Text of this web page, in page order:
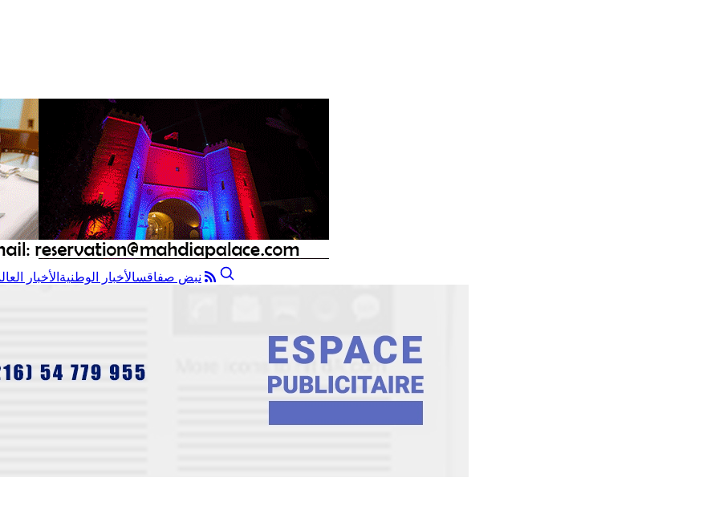
نبض صفاقسالأخبار الوطنية الأخبار